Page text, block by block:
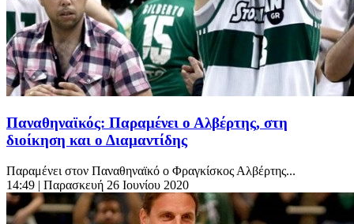
Παναθηναϊκός: Παραμένει ο Αλβέρτης, στη
διοίκηση και ο Διαμαντίδης
Παραμένει στον Παναθηναϊκό ο Φραγκίσκος Αλβέρτης...
14:49 | Παρασκευή 26 Ιουνίου 2020